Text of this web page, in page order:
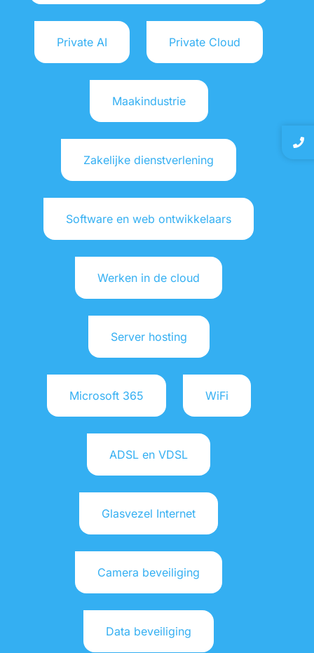
ICT bedrijf Doetinchem
ICT bedrijf Ulft
Kies de Juiste Cloud Oplossing voor jouw
Bedrijf?
Managed hosting
Managed hosting voor websites, applicaties
Microsoft 365 support
een professional
Office 365 Support Aalten
Office 365 Support Groenlo
Office 365 Support Winterswijk
Privacyverklaring
Server oplossingen In Aalten
Server oplossingen In Doetinchem
Server oplossingen In Groenlo
Systeembeheer in Doetinchem
Veelgestelde vragen – IT-weetje
VoIP Doetinchem
VoIP Groenlo
Werken op Afstand
Wisselen van ICT Partner
Private AI Private Cloud
Maakindustrie
Zakelijke dienstverlening
Software en web ontwikkelaars
Werken in de cloud
Server hosting
Microsoft 365 WiFi
ADSL en VDSL
Glasvezel Internet
Camera beveiliging
Data beveiliging